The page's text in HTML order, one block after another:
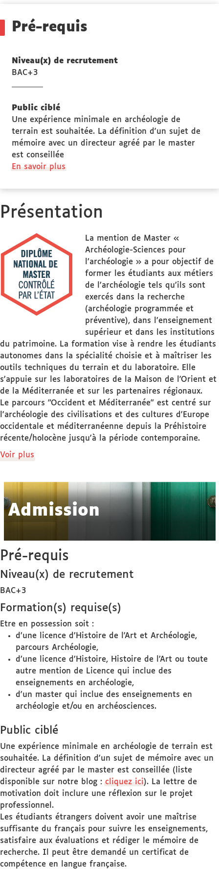
Pré-requis
Niveau(x) de recrutement
BAC+3
Public ciblé
Une expérience minimale en archéologie de
terrain est souhaitée. La définition d'un sujet de
mémoire avec un directeur agréé par le master
est conseillée
En savoir plus
des
ciblé
Présentation
La mention de Master «
Archéologie-Sciences pour
l’archéologie » a pour objectif de
former les étudiants aux métiers
de l’archéologie tels qu’ils sont
exercés dans la recherche
(archéologie programmée et
préventive), dans l’enseignement
supérieur et dans les institutions
du patrimoine. La formation vise à rendre les étudiants
autonomes dans la spécialité choisie et à maîtriser les
outils techniques du terrain et du laboratoire. Elle
s'appuie sur les laboratoires de la Maison de l'Orient et
de la Méditerranée et sur les partenaires régionaux.
Le parcours "Occident et Méditerranée" est centré sur
l'archéologie des civilisations et des cultures d'Europe
occidentale et méditerranéenne depuis la Préhistoire
récente/holocène jusqu'à la période contemporaine.
Voir plus
Admission
Pré-requis
Niveau(x) de recrutement
BAC+3
Formation(s) requise(s)
Etre en possession soit :
d’une licence d’Histoire de l'Art et Archéologie,
parcours Archéologie,
d’une licence d’Histoire, Histoire de l’Art ou toute
autre mention de Licence qui inclue des
enseignements en archéologie,
d'un master qui inclue des enseignements en
archéologie et/ou en archéosciences.
Public ciblé
Une expérience minimale en archéologie de terrain est
souhaitée. La définition d'un sujet de mémoire avec un
directeur agréé par le master est conseillée (liste
disponible sur notre blog : cliquez ici). La lettre de
motivation doit inclure une réflexion sur le projet
professionnel.
Les étudiants étrangers doivent avoir une maîtrise
suffisante du français pour suivre les enseignements,
satisfaire aux évaluations et rédiger le mémoire de
recherche. Il peut être demandé un certificat de
compétence en langue française.